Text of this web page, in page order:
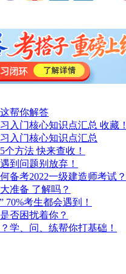
帮你解答
入门核心知识点汇总 收藏
入门核心知识点汇总
方法 快来查收！
到问题别放弃！
备考2022一级建造师考试？
准备 了解吗？
70%考生都会遇到！
否困扰着你？
学、问、练帮你打基础！